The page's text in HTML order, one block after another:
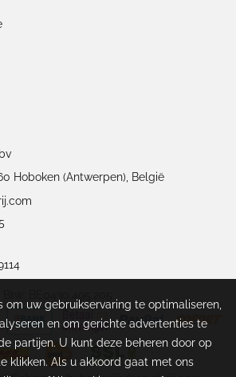
Hoboken (Antwerpen), België
om uw gebruikservaring te optimaliseren,
en om gerichte advertenties te
partijen. U kunt deze beheren door op
klikken. Als u akkoord gaat met ons